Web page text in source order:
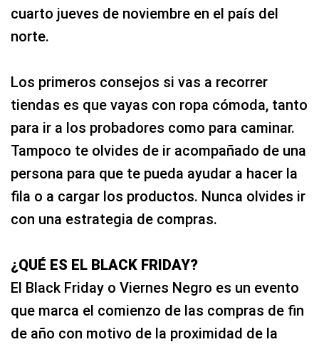
cuarto jueves de noviembre en el país del
norte.
Los primeros consejos si vas a recorrer
tiendas es que vayas con ropa cómoda, tanto
para ir a los probadores como para caminar.
Tampoco te olvides de ir acompañado de una
persona para que te pueda ayudar a hacer la
fila o a cargar los productos. Nunca olvides ir
con una estrategia de compras.
¿QUÉ ES EL BLACK FRIDAY?
El Black Friday o Viernes Negro es un evento
que marca el comienzo de las compras de fin
de año con motivo de la proximidad de la